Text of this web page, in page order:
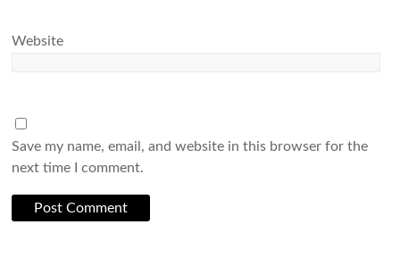
Website
Save my name, email, and website in this browser for the
next time I comment.